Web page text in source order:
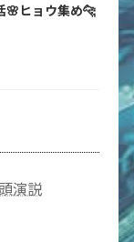
🌸ヒョウ集め🐆
演説